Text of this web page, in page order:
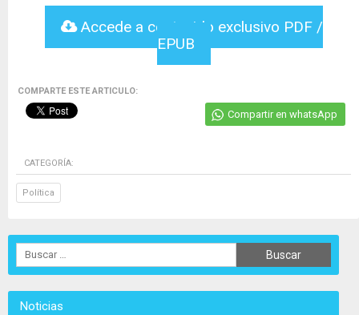
Accede a contenido exclusivo PDF /
EPUB
COMPARTE ESTE ARTICULO:
Compartir en whatsApp
CATEGORÍA:
Política
Noticias